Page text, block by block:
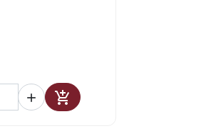
 
Añadir al carrito